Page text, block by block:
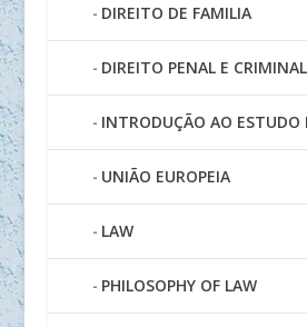
DIREITO DE FAMILIA
DIREITO PENAL E CRIMINAL
INTRODUÇÃO AO ESTUDO
UNIÃO EUROPEIA
LAW
PHILOSOPHY OF LAW